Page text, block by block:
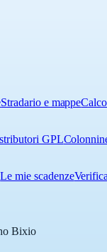
Stradario e mappe
GPL
Le mie scadenze
Bixio